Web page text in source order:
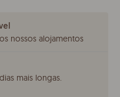
nossos alojamentos
mais longas.